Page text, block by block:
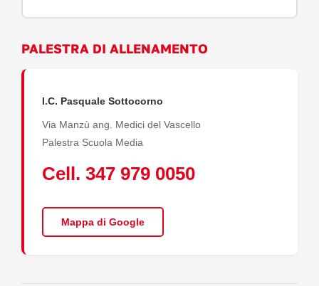
PALESTRA DI ALLENAMENTO
I.C. Pasquale Sottocorno
Via Manzù ang. Medici del Vascello
Palestra Scuola Media
Cell. 347 979 0050
Mappa di Google